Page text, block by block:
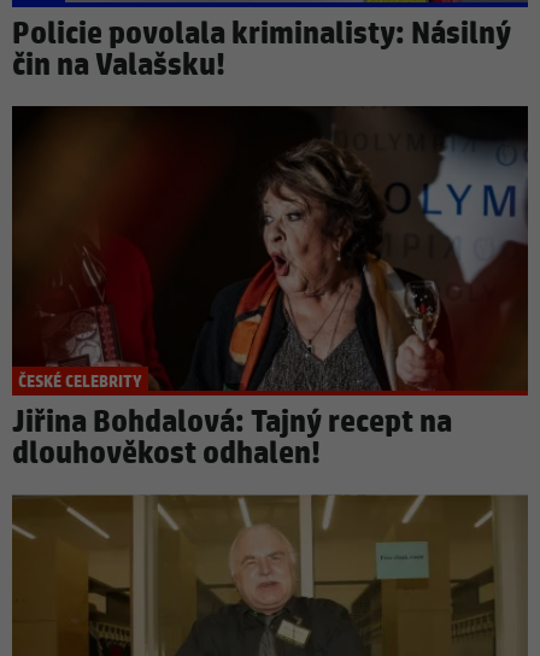
Policie povolala kriminalisty: Násilný
čin na Valašsku!
ČESKÉ CELEBRITY
Jiřina Bohdalová: Tajný recept na
dlouhověkost odhalen!